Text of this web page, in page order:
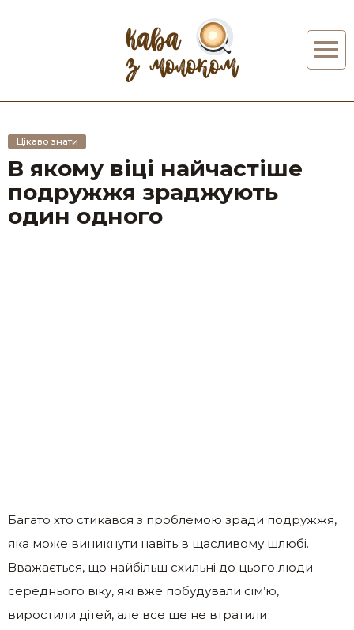
Цікаво знати
В якому віці найчастіше
подружжя зраджують
один одного
Багато хто стикався з проблемою зради подружжя,
яка може виникнути навіть в щасливому шлюбі.
Вважається, що найбільш схильні до цього люди
середнього віку, які вже побудували сім’ю,
виростили дітей, але все ще не втратили